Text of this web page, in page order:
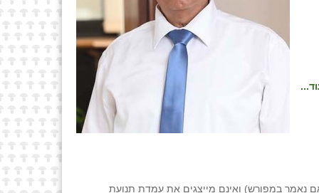
נאמר במפורש) ואינם מייצגים את עמדת תנועת